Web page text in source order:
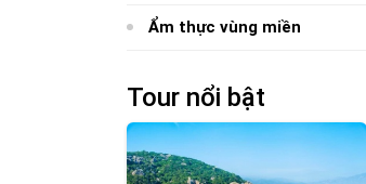
Ẩm thực vùng miền
Tour nổi bật